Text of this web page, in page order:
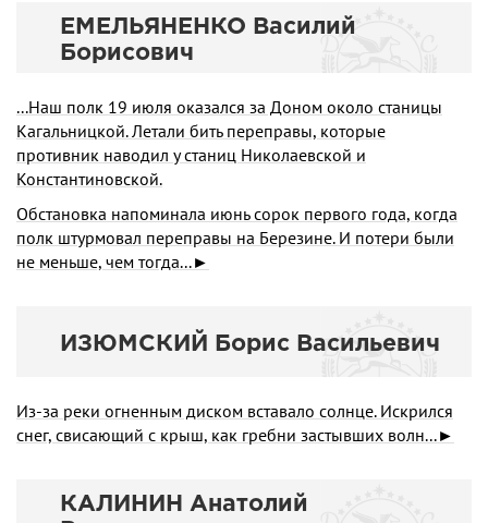
ЕМЕЛЬЯНЕНКО Василий
Борисович
...Наш полк 19 июля оказался за Доном около станицы
Кагальницкой. Летали бить переправы, которые
противник наводил у станиц Николаевской и
Константиновской.
Обстановка напоминала июнь сорок первого года, когда
полк штурмовал переправы на Березине. И потери были
не меньше, чем тогда...►
ИЗЮМСКИЙ Борис Васильевич
Из-за реки огненным диском вставало солнце. Искрился
снег, свисающий с крыш, как гребни застывших волн...►
КАЛИНИН Анатолий